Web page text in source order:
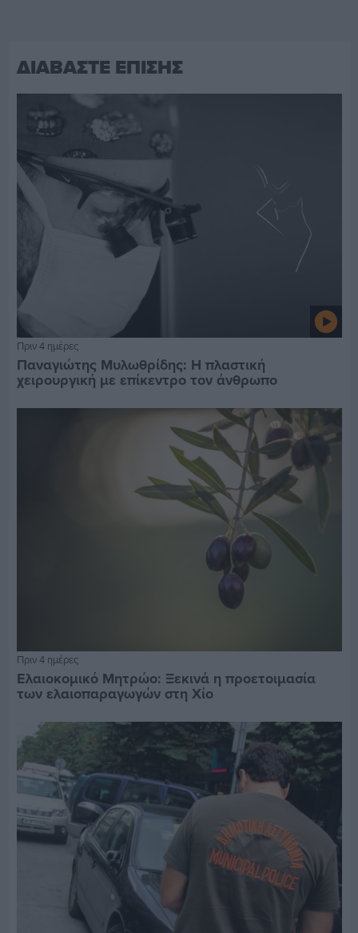
ΔΙΑΒΑΣΤΕ ΕΠΙΣΗΣ
Πριν 4 ημέρες
Παναγιώτης Μυλωθρίδης: Η πλαστική
χειρουργική με επίκεντρο τον άνθρωπο
Πριν 4 ημέρες
Ελαιοκομικό Μητρώο: Ξεκινά η προετοιμασία
των ελαιοπαραγωγών στη Χίο